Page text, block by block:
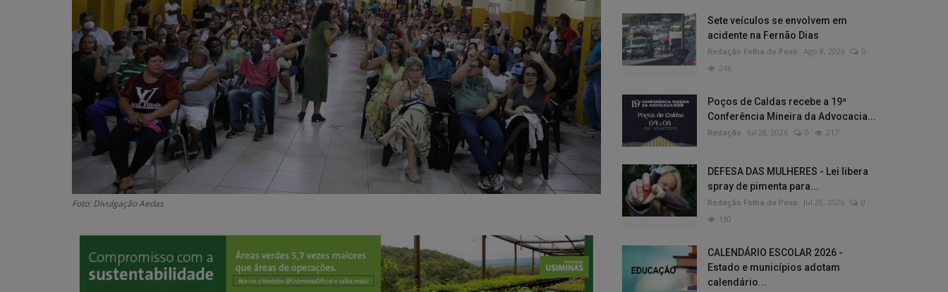
Foto: Divulgação Aedas
Sete veículos se envolvem em
acidente na Fernão Dias
Redação Folha do Povo Ago 8, 2026
0
246
Poços de Caldas recebe a 19ª
Conferência Mineira da Advocacia...
Redação Jul 28, 2026 0 217
DEFESA DAS MULHERES - Lei libera
spray de pimenta para...
Redação Folha do Povo Jul 28, 2026
0
130
CALENDÁRIO ESCOLAR 2026 -
Estado e municípios adotam
calendário...